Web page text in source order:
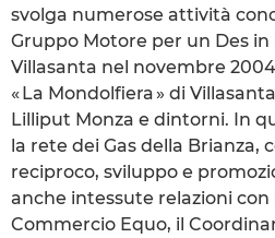
svolga numerose attività
Gruppo Motore per un Des in
Villasanta nel novembre 2004
« La Mondolfiera » di
Lilliput Monza e dintorni. In
la rete dei Gas della Brianza,
reciproco, sviluppo e
anche intessute relazioni
Commercio Equo, il